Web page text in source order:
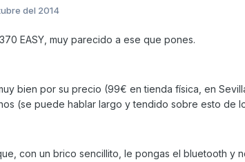
del 2014
EASY, muy parecido a ese que pones.
bien por su precio (99€ en tienda física, en
(se puede hablar largo y tendido sobre esto de
con un brico sencillito, le pongas el bluetooth y